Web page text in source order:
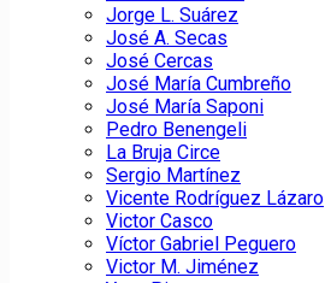
Jorge L. Suárez
José A. Secas
José Cercas
José María Cumbreño
José María Saponi
Pedro Benengeli
La Bruja Circe
Sergio Martínez
Vicente Rodríguez Lázaro
Victor Casco
Víctor Gabriel Peguero
Victor M. Jiménez